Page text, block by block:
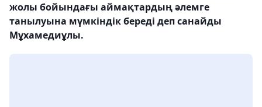
жолы бойындағы аймақтардың әлемге
танылуына мүмкіндік береді деп санайды
Мұхамедиұлы.